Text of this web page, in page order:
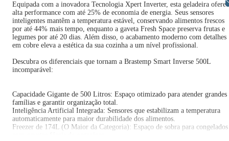
Equipada com a inovadora Tecnologia Xpert Inverter, esta geladeira
alta performance com até 25% de economia de energia. Seus sensores
inteligentes mantêm a temperatura estável, conservando alimentos frescos
por até 44% mais tempo, enquanto a gaveta Fresh Space preserva frutas e
legumes por até 20 dias. Além disso, o acabamento moderno com detalhes
em cobre eleva a estética da sua cozinha a um nível profissional.
Descubra os diferenciais que tornam a Brastemp Smart Inverse 500L
incomparável:
Capacidade Gigante de 500 Litros: Espaço otimizado para atender grandes
famílias e garantir organização total.
Inteligência Artificial Integrada: Sensores que estabilizam a temperatura
automaticamente para maior durabilidade dos alimentos.
Freezer de 174L (O Maior da Categoria): Espaço de sobra para congelados